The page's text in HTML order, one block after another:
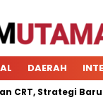
DAERAH
Strategi Baru